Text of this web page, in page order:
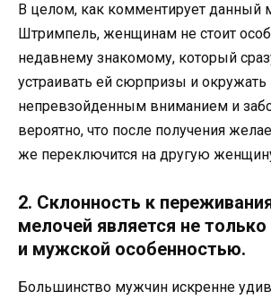
В целом, как комментирует данный
Штримпель, женщинам не стоит
недавнему знакомому, который
устраивать ей сюрпризы и окружать
непревзойденным вниманием и
вероятно, что после получения
же переключится на другую
2. Склонность к
мелочей является не
и мужской особенностью.
Большинство мужчин искренне